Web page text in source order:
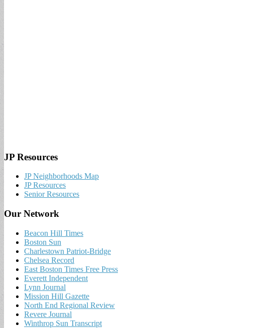
JP Resources
JP Neighborhoods Map
JP Resources
Senior Resources
Our Network
Beacon Hill Times
Boston Sun
Charlestown Patriot-Bridge
Chelsea Record
East Boston Times Free Press
Everett Independent
Lynn Journal
Mission Hill Gazette
North End Regional Review
Revere Journal
Winthrop Sun Transcript